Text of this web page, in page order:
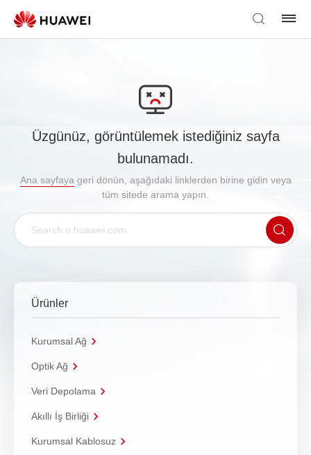
Üzgünüz, görüntülemek istediğiniz sayfa
bulunamadı.
Ana sayfaya geri dönün, aşağıdaki linklerden birine gidin veya
tüm sitede arama yapın.
Ürünler
Kurumsal Ağ
Optik Ağ
Veri Depolama
Akıllı İş Birliği
Kurumsal Kablosuz